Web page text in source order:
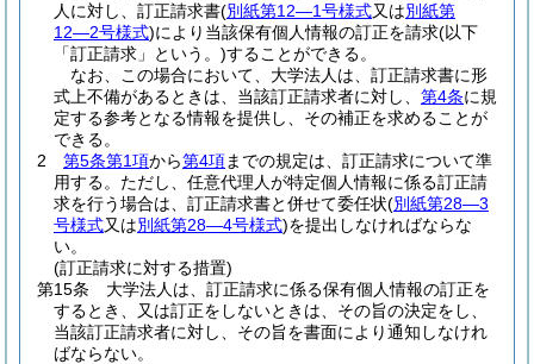
人に対し、訂正請求書(別紙第12―1号様式又は別紙第
12―2号様式)により当該保有個人情報の訂正を請求(以下
「訂正請求」という。)することができる。
なお、この場合において、大学法人は、訂正請求書に形
式上不備があるときは、当該訂正請求者に対し、 第4条に規
定する参考となる情報を提供し、その補正を求めることが
できる。
2
第5条第1項から第4項までの規定は、訂正請求について準
用する。 ただし、任意代理人が特定個人情報に係る訂正請
求を行う場合は、訂正請求書と併せて委任状(別紙第28―3
号様式又は別紙第28―4号様式)を提出しなければならな
い。
(訂正請求に対する措置)
第15条
大学法人は、訂正請求に係る保有個人情報の訂正を
するとき、又は訂正をしないときは、その旨の決定をし、
当該訂正請求者に対し、その旨を書面により通知しなけれ
ばならない。